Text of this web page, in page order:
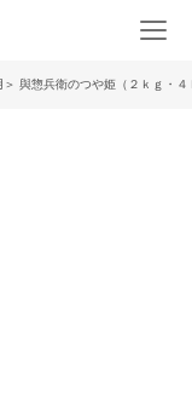
與惣兵衛のつや姫（２ｋｇ・４